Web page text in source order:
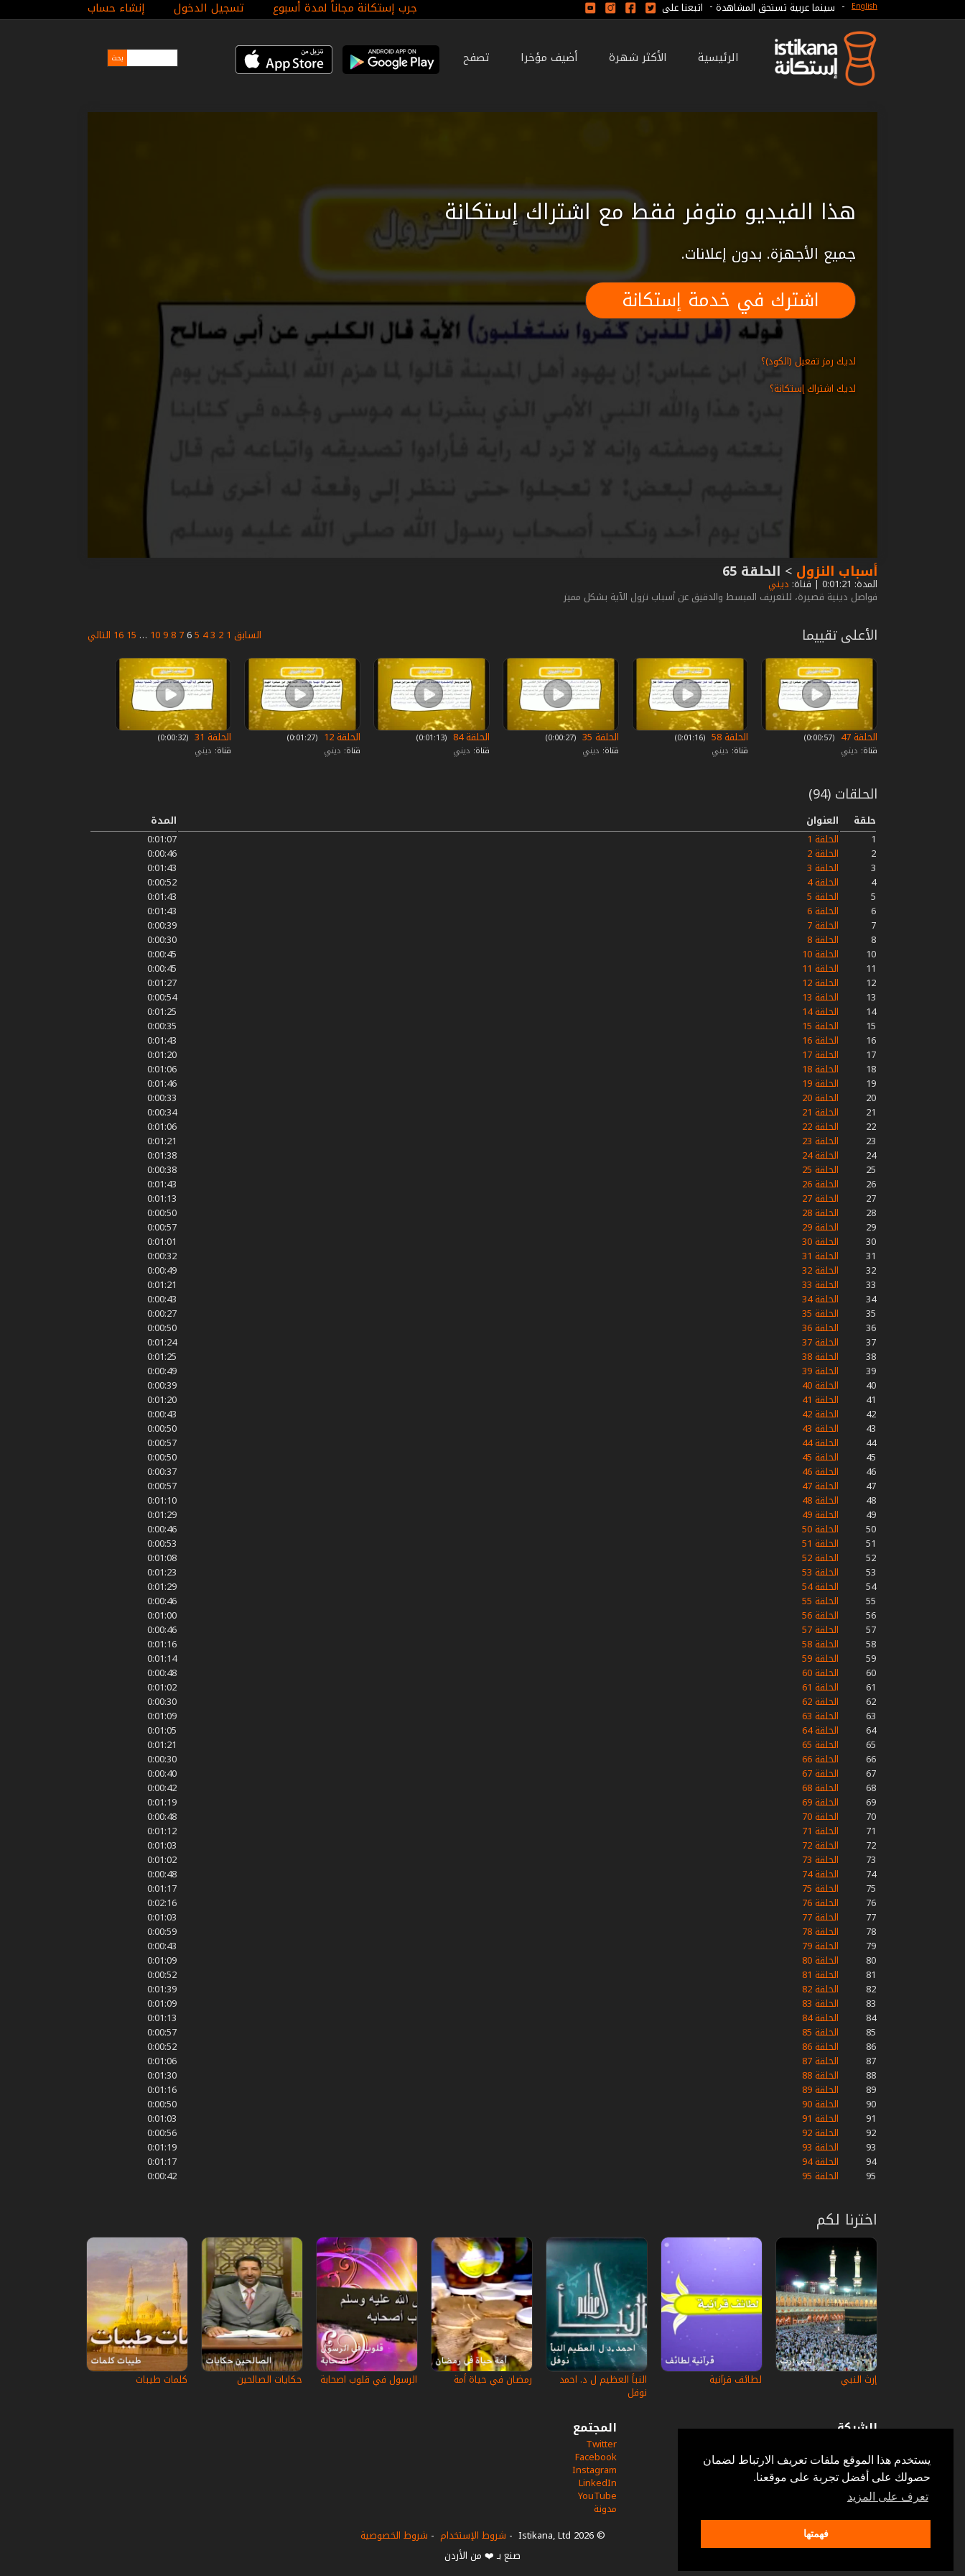
يستخدم هذا الموقع ملفات تعريف الارتباط لضمان
حصولك على أفضل تجربة على موقعنا.
تعرف على المزيد
فهمتها
جرب إستكانة مجاناً لمدة أسبوع تسجيل الدخول إنشاء حساب English
- سينما عربية تستحق المشاهدة - اتبعنا على
الرئيسية الأكثر شهرة أضيف مؤخرا تصفح
هذا الفيديو متوفر فقط مع اشتراك إستكانة
جميع الأجهزة. بدون إعلانات.
اشترك في خدمة إستكانة
لديك رمز تفعيل (الكود)؟
لديك اشتراك إستكانة؟
أسباب النزول > الحلقة 65
المدة: 0:01:21 | قناة: ديني
فواصل دينية قصيرة، للتعريف المبسط والدقيق عن أسباب نزول الآية بشكل مميز
السابق 1
2
3
4
5
6
7
8
9
10
…
15
16 التالي الأعلى تقييما
الحلقة 47
‏ (0:00:57)
قناة: ديني
الحلقة 58
‏ (0:01:16)
قناة: ديني
الحلقة 35
‏ (0:00:27)
قناة: ديني
الحلقة 84
‏ (0:01:13)
قناة: ديني
الحلقة 12
‏ (0:01:27)
قناة: ديني
الحلقة 31
‏ (0:00:32)
قناة: ديني
الحلقات (94)
حلقة العنوان
المدة
1
الحلقة 1
0:01:07
2
الحلقة 2
0:00:46
3
الحلقة 3
0:01:43
4
الحلقة 4
0:00:52
5
الحلقة 5
0:01:43
6
الحلقة 6
0:01:43
7
الحلقة 7
0:00:39
8
الحلقة 8
0:00:30
10
الحلقة 10
0:00:45
11
الحلقة 11
0:00:45
12
الحلقة 12
0:01:27
13
الحلقة 13
0:00:54
14
الحلقة 14
0:01:25
15
الحلقة 15
0:00:35
16
الحلقة 16
0:01:43
17
الحلقة 17
0:01:20
18
الحلقة 18
0:01:06
19
الحلقة 19
0:01:46
20
الحلقة 20
0:00:33
21
الحلقة 21
0:00:34
22
الحلقة 22
0:01:06
23
الحلقة 23
0:01:21
24
الحلقة 24
0:01:38
25
الحلقة 25
0:00:38
26
الحلقة 26
0:01:43
27
الحلقة 27
0:01:13
28
الحلقة 28
0:00:50
29
الحلقة 29
0:00:57
30
الحلقة 30
0:01:01
31
الحلقة 31
0:00:32
32
الحلقة 32
0:00:49
33
الحلقة 33
0:01:21
34
الحلقة 34
0:00:43
35
الحلقة 35
0:00:27
36
الحلقة 36
0:00:50
37
الحلقة 37
0:01:24
38
الحلقة 38
0:01:25
39
الحلقة 39
0:00:49
40
الحلقة 40
0:00:39
41
الحلقة 41
0:01:20
42
الحلقة 42
0:00:43
43
الحلقة 43
0:00:50
44
الحلقة 44
0:00:57
45
الحلقة 45
0:00:50
46
الحلقة 46
0:00:37
47
الحلقة 47
0:00:57
48
الحلقة 48
0:01:10
49
الحلقة 49
0:01:29
50
الحلقة 50
0:00:46
51
الحلقة 51
0:00:53
52
الحلقة 52
0:01:08
53
الحلقة 53
0:01:23
54
الحلقة 54
0:01:29
55
الحلقة 55
0:00:46
56
الحلقة 56
0:01:00
57
الحلقة 57
0:00:46
58
الحلقة 58
0:01:16
59
الحلقة 59
0:01:14
60
الحلقة 60
0:00:48
61
الحلقة 61
0:01:02
62
الحلقة 62
0:00:30
63
الحلقة 63
0:01:09
64
الحلقة 64
0:01:05
65
الحلقة 65
0:01:21
66
الحلقة 66
0:00:30
67
الحلقة 67
0:00:40
68
الحلقة 68
0:00:42
69
الحلقة 69
0:01:19
70
الحلقة 70
0:00:48
71
الحلقة 71
0:01:12
72
الحلقة 72
0:01:03
73
الحلقة 73
0:01:02
74
الحلقة 74
0:00:48
75
الحلقة 75
0:01:17
76
الحلقة 76
0:02:16
77
الحلقة 77
0:01:03
78
الحلقة 78
0:00:59
79
الحلقة 79
0:00:43
80
الحلقة 80
0:01:09
81
الحلقة 81
0:00:52
82
الحلقة 82
0:01:39
83
الحلقة 83
0:01:09
84
الحلقة 84
0:01:13
85
الحلقة 85
0:00:57
86
الحلقة 86
0:00:52
87
الحلقة 87
0:01:06
88
الحلقة 88
0:01:30
89
الحلقة 89
0:01:16
90
الحلقة 90
0:00:50
91
الحلقة 91
0:01:03
92
الحلقة 92
0:00:56
93
الحلقة 93
0:01:19
94
الحلقة 94
0:01:17
95
الحلقة 95 0:00:42
اخترنا لكم
إرث النبي‎ لطائف قرآنية النبأ العظيم ل د. احمد
نوفل
رمضان في حياة أمة الرسول في قلوب اصحابة حكايات الصالحين كلمات طيبات
الشركة
أسئلة وأجوبة
في الإعلام
خدمة الزبائن
إتصل بنا
المجتمع
Twitter
Facebook
Instagram
LinkedIn
YouTube
مدونة
© 2026 Istikana, Ltd
- شروط الإستخدام - شروط الخصوصية
صنع بـ ❤️ من الأردن